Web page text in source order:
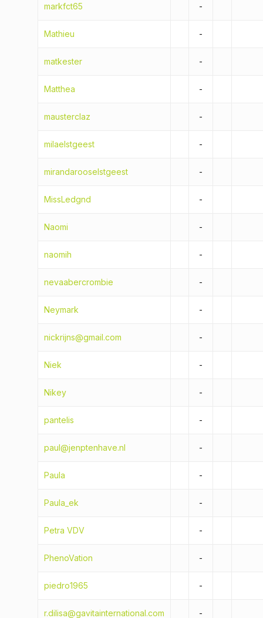
markfct65 -
Mathieu -
matkester -
Matthea -
mausterclaz -
milaelstgeest -
mirandarooselstgeest -
MissLedgnd -
Naomi -
naomih -
nevaabercrombie -
Neymark -
nickrijns@gmail.com -
Niek -
Nikey -
pantelis -
paul@jenptenhave.nl -
Paula -
Paula_ek -
Petra VDV -
PhenoVation -
piedro1965 -
r.dilisa@gavitainternational.com -